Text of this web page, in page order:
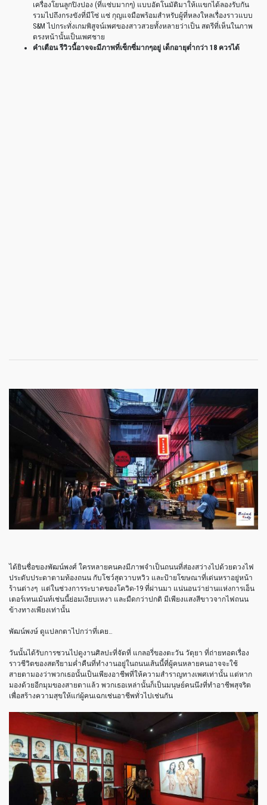
เครื่องโยนลูกปิงปอง (ที่แซ่บมากๆ) แบบอัตโนมัติมาให้เแขกได้ลองรับกัน
รวมไปถึงกรงขังที่มีโซ่ แซ่ กุญแจมือพร้อมสำหรับผู้ที่หลงใหลเรื่องราวแบบ
S&M ไปกระทั่งเกมพิสูจน์เพศของสาวสวยทั้งหลายว่าเป็น สตรีที่เห็นในภาพ
ตรงหน้านั้นเป็นเพศชาย
คำเตือน รีวิวนี้อาจจะมีภาพที่เซ็กซี่มากๆอยู่ เด็กอายุต่ำกว่า 18 ควรได้
ได้ยินชื่อของพัฒน์พงศ์ ใครหลายคนคงมีภาพจำเป็นถนนที่ส่องสว่างไปด้วยดวงไฟ
ประดับประดาตามท้องถนน กับโชว์สุดวาบหวิว และป้ายโฆษณาที่เด่นหราอยู่หน้า
ร้านต่างๆ แต่ในช่วงการระบาดของโควิด-19 ที่ผ่านมา แน่นอนว่าย่านแห่งการเอ็น
เตอร์เทนเม้นท์เช่นนี้ย่อมเงียบเหงา และมืดกว่าปกติ มีเพียงแสงสีขาวจากไฟถนน
ข้างทางเพียงเท่านั้น
พัฒน์พงษ์ ดูแปลกตาไปกว่าที่เคย
วันนั้นได้รับการชวนไปดูงานศิลปะที่จัดที่ แกลอรี่ของตะวัน วัตุยา ที่ถ่ายทอดเรื่อง
ราวชีวิตของสตรียามค่ำคืนที่ทำงานอยู่ในถนนเส้นนี้ที่ผู้คนหลายคนอาจจะใช้
สายตามองว่าพวกเธอนั้นเป็นเพียงอาชีพที่ให้ความสำราญทางเพศเท่านั้น แต่หาก
มองด้วยอีกมุมของสายตาแล้ว พวกเธอเหล่านั้นก็เป็นมนุษย์คนนึงที่ทำอาชีพสุจริต
เพื่อสร้างความสุขให้แก่ผู้คนเฉกเช่นอาชีพทั่วไปเช่นกัน